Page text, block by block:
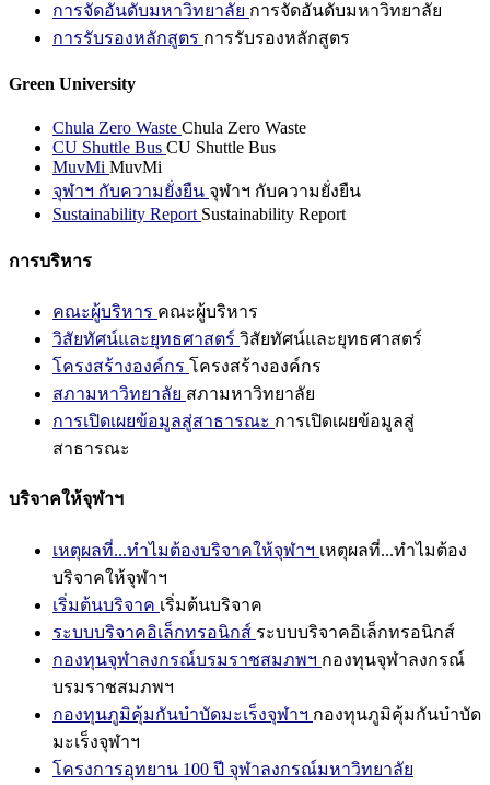
การจัดอันดับมหาวิทยาลัย การจัดอันดับมหาวิทยาลัย
การรับรองหลักสูตร การรับรองหลักสูตร
Green University
Chula Zero Waste Chula Zero Waste
CU Shuttle Bus CU Shuttle Bus
MuvMi MuvMi
จุฬาฯ กับความยั่งยืน จุฬาฯ กับความยั่งยืน
Sustainability Report Sustainability Report
การบริหาร
คณะผู้บริหาร คณะผู้บริหาร
วิสัยทัศน์และยุทธศาสตร์ วิสัยทัศน์และยุทธศาสตร์
โครงสร้างองค์กร โครงสร้างองค์กร
สภามหาวิทยาลัย สภามหาวิทยาลัย
การเปิดเผยข้อมูลสู่สาธารณะ การเปิดเผยข้อมูลสู่
สาธารณะ
บริจาคให้จุฬาฯ
เหตุผลที่...ทำไมต้องบริจาคให้จุฬาฯ เหตุผลที่...ทำไมต้อง
บริจาคให้จุฬาฯ
เริ่มต้นบริจาค เริ่มต้นบริจาค
ระบบบริจาคอิเล็กทรอนิกส์ ระบบบริจาคอิเล็กทรอนิกส์
กองทุนจุฬาลงกรณ์บรมราชสมภพฯ กองทุนจุฬาลงกรณ์
บรมราชสมภพฯ
กองทุนภูมิคุ้มกันบำบัดมะเร็งจุฬาฯ กองทุนภูมิคุ้มกันบำบัด
มะเร็งจุฬาฯ
โครงการอุทยาน 100 ปี จุฬาลงกรณ์มหาวิทยาลัย